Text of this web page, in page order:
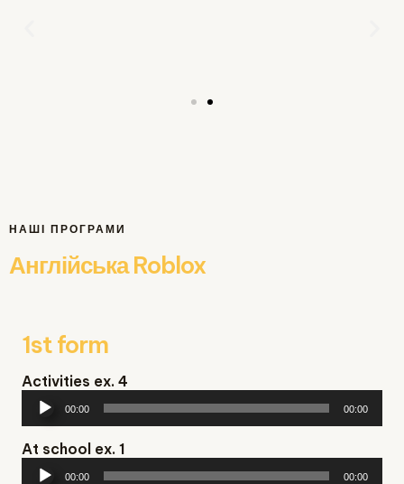
НАШІ ПРОГРАМИ
Англійська Roblox
1st form
Activities ex. 4
Аудіопрогравач
00:00 00:00
At school ex. 1
Аудіопрогравач
00:00 00:00